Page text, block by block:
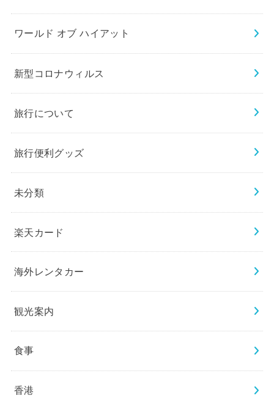
ワールド オブ ハイアット
新型コロナウィルス
旅行について
旅行便利グッズ
未分類
楽天カード
海外レンタカー
観光案内
食事
香港